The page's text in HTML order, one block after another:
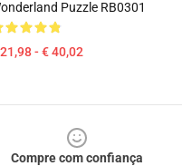
Puzzle RB0301
- € 40,02
Compre com confiança